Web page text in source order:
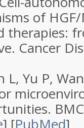
of
therapies:
. Cancer
L, Yu P,
.
] [PubMed]